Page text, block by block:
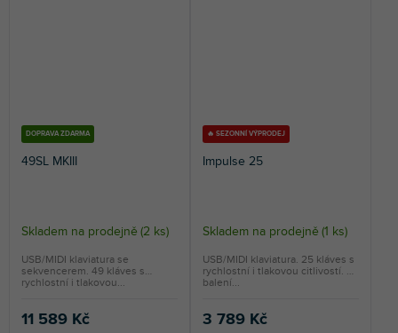
DOPRAVA ZDARMA
49SL MKIII
Skladem na prodejně (2 ks)
11 589 Kč
USB/MIDI klaviatura se
sekvencerem. 49 kláves s
rychlostní i tlakovou...
🔥 SEZONNÍ VÝPRODEJ
Impulse 25
Skladem na prodejně (1 ks)
3 789 Kč
USB/MIDI klaviatura. 25 kláves s
rychlostní i tlakovou citlivostí. V
balení...